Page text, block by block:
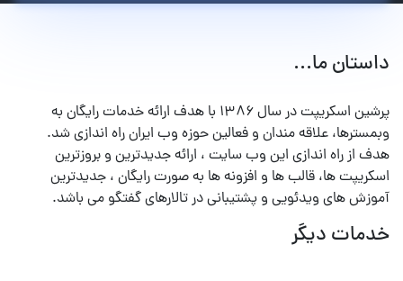
داستان ما...
پرشین اسکریپت در سال ۱۳۸۶ با هدف ارائه خدمات رایگان به
وبمسترها، علاقه مندان و فعالین حوزه وب ایران راه اندازی شد.
هدف از راه اندازی این وب سایت ، ارائه جدیدترین و بروزترین
اسکریپت ها، قالب ها و افزونه ها به صورت رایگان ، جدیدترین
آموزش های ویدئویی و پشتیبانی در تالارهای گفتگو می باشد.
خدمات دیگر